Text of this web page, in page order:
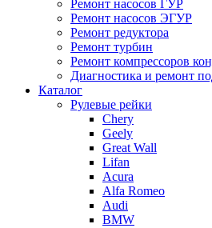
Ремонт насосов ГУР
Ремонт насосов ЭГУР
Ремонт редуктора
Ремонт турбин
Ремонт компрессоров
Диагностика и ремонт
Каталог
Рулевые рейки
Chery
Geely
Great Wall
Lifan
Acura
Alfa Romeo
Audi
BMW